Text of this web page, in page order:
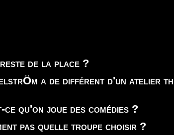
de la place ?
a de différent d'un atelier
qu'on joue des comédies ?
pas quelle troupe choisir ?